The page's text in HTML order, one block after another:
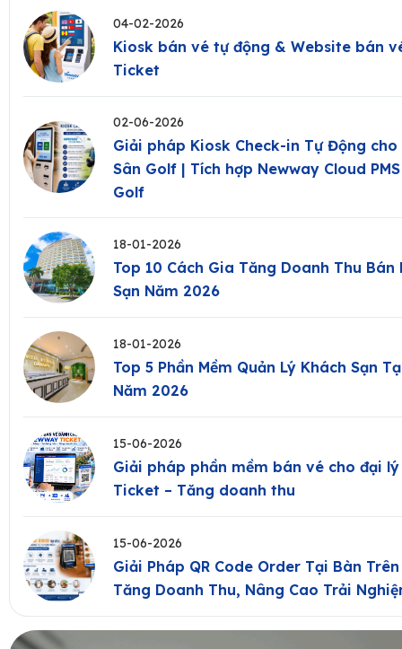
04-02-2026
Kiosk bán vé tự động & Website bán
Ticket
02-06-2026
Giải pháp Kiosk Check-in Tự Động cho
Sân Golf | Tích hợp Newway Cloud
Golf
18-01-2026
Top 10 Cách Gia Tăng Doanh Thu Bán
Sạn Năm 2026
18-01-2026
Top 5 Phần Mềm Quản Lý Khách Sạn
Năm 2026
15-06-2026
Giải pháp phần mềm bán vé cho đại
Ticket – Tăng doanh thu
15-06-2026
Giải Pháp QR Code Order Tại Bàn Trên
Tăng Doanh Thu, Nâng Cao Trải